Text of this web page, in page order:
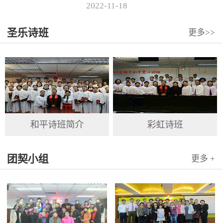
况比较复杂。基督教和平堂自11
月19日起，执行实施“双暂停”
2022-11 -18
圣乐诗班 更多>>
和平诗班简介 彩虹诗班
团契小组 更多 +